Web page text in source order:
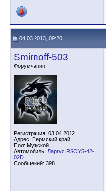
04.03.2013, 09:20
Smirnoff-503
Форумчанин
Регистрация: 03.04.2012
Адрес: Пермский край
Пол: Мужской
Автомобиль: Ларгус RSOY5-42-
02D
Сообщений: 398